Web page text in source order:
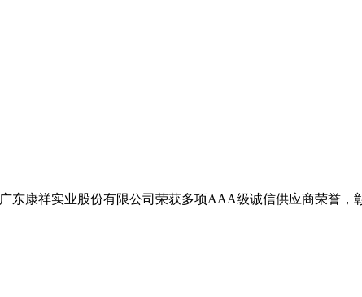
广东康祥实业股份有限公司荣获多项AAA级诚信供应商荣誉